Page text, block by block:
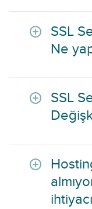
SSL
Ne
SSL